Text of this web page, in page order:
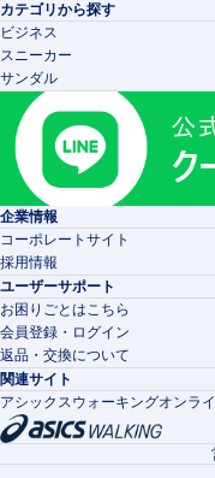
カテゴリから探す
ビジネス
スニーカー
サンダル
企業情報
コーポレートサイト
採用情報
ユーザーサポート
お困りごとはこちら
会員登録・ログイン
返品・交換について
関連サイト
アシックスウォーキングオンラ